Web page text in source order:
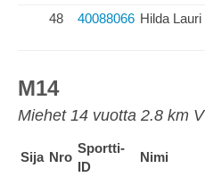
48 40088066 Hilda Lauri
M14
Miehet 14 vuotta 2.8 km V
Sija Nro
Sportti-
ID
Nimi